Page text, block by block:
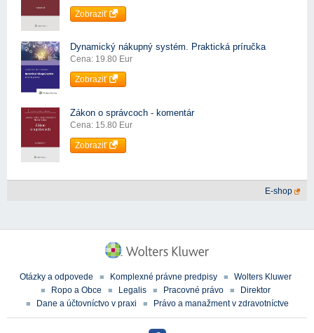
Zobraziť
Dynamický nákupný systém. Praktická príručka
Cena: 19.80 Eur
Zobraziť
Zákon o správcoch - komentár
Cena: 15.80 Eur
Zobraziť
E-shop
Otázky a odpovede Komplexné právne predpisy
Wolters Kluwer
Ropo a Obce
Legalis Pracovné právo
Direktor
Dane a účtovníctvo v praxi
Právo a manažment v zdravotníctve